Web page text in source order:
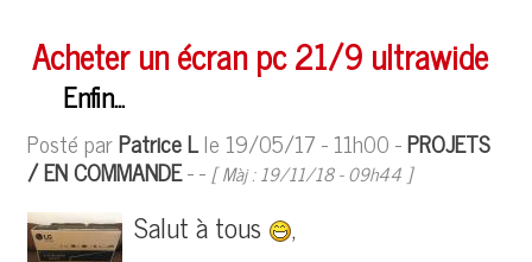
Acheter un écran pc 21/9 ultrawide
Enfin...
Posté parPatrice Lle 19/05/17 - 11h00 -PROJETS
/ EN COMMANDE- - [ Màj : 19/11/18 - 09h44 ]
Salut à tous
,